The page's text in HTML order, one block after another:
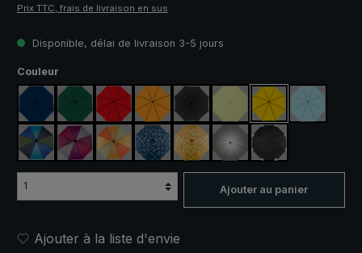
Prix TTC, frais de livraison en sus
Disponible, délai de livraison 3-5 jours
Sélectionnez
Couleur
bleu marinevert foncérouge orange noir vert clairjaune bleu clair
bleu / vertviolet / rouge / gris
orange / jaunebleu / vert à carreaux
jaune / orange à carreaux
argent, protection UV 50+
noir, avec
Ajouter au panier
Ajouter à la liste d'envie